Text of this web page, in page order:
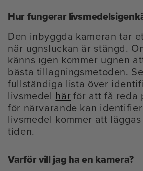
Hur fungerar
Den inbyggda kameran tar
när ugnsluckan är stängd.
känns igen kommer ugnen
bästa tillagningsmetoden.
fullständiga lista över
livsmedelhär för att få reda
för närvarande kan
livsmedel kommer att
tiden.
Varför vill jag ha en kamera?